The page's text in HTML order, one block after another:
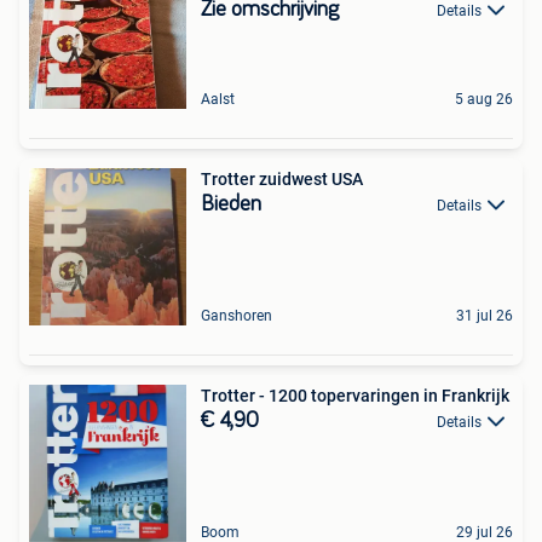
Zie omschrijving Details
Aalst 5 aug 26
Trotter zuidwest USA
Bieden Details
Ganshoren 31 jul 26
Trotter - 1200 topervaringen in Frankrijk
€ 4,90 Details
Boom 29 jul 26